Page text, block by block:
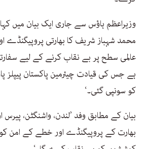
وزیراعظم ہاؤس سے جاری ایک بیان میں کہا
محمد شہباز شریف کا بھارتی پروپیگنڈے
عالمی سطح پر بے نقاب کرنے کے لیے
ہے جس کی قیادت چیئرمین پاکستان پیپلز
کو سونپی گئی۔‘
بیان کے مطابق وفد ’لندن، واشنگٹن،
بھارت کے پروپیگنڈے اور خطے کے امن